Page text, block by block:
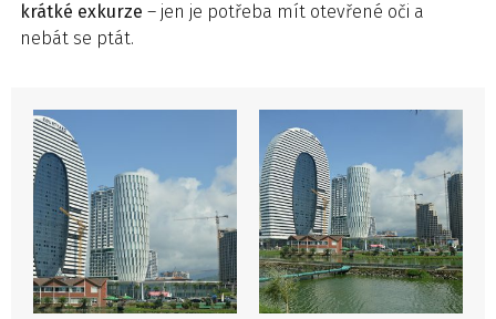
krátké exkurze – jen je potřeba mít otevřené oči a
nebát se ptát.